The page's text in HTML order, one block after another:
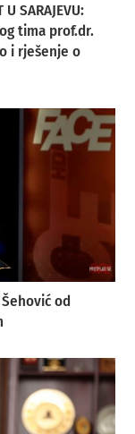
SARAJEVU:
tima prof.dr.
i rješenje o
od